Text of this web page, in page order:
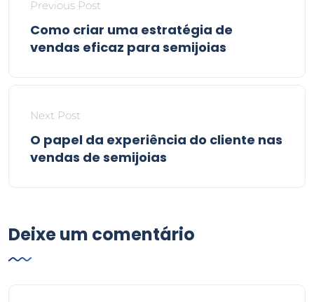
Previous Post
Como criar uma estratégia de
vendas eficaz para semijoias
Next Post
O papel da experiência do cliente nas
vendas de semijoias
Deixe um comentário